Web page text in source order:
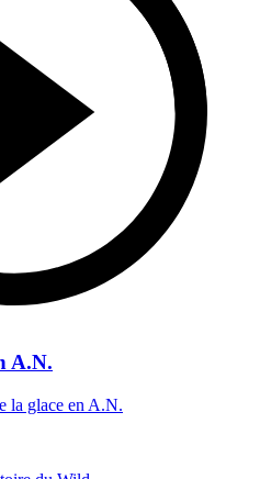
A.N.
la glace en A.N.